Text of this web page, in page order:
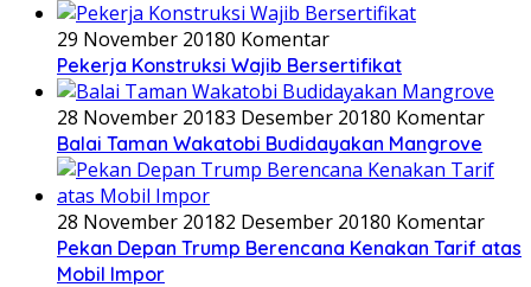
29 November 20180 Komentar
Pekerja Konstruksi Wajib Bersertifikat
28 November 20183 Desember 20180 Komentar
Balai Taman Wakatobi Budidayakan Mangrove
28 November 20182 Desember 20180 Komentar
Pekan Depan Trump Berencana Kenakan Tarif atas
Mobil Impor